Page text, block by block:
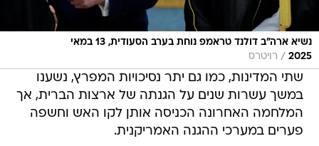
נשיא ארה"ב דולנד טראמפ נוחת בערב הסעודית, 13 במאי
2025
/ רויטרס
שתי המדינות, כמו גם יתר נסיכויות המפרץ, נשענו
במשך עשרות שנים על הגנתה של ארצות הברית, אך
המלחמה האחרונה הכניסה אותן לקו האש וחשפה
פערים במערכי ההגנה האמריקנית.